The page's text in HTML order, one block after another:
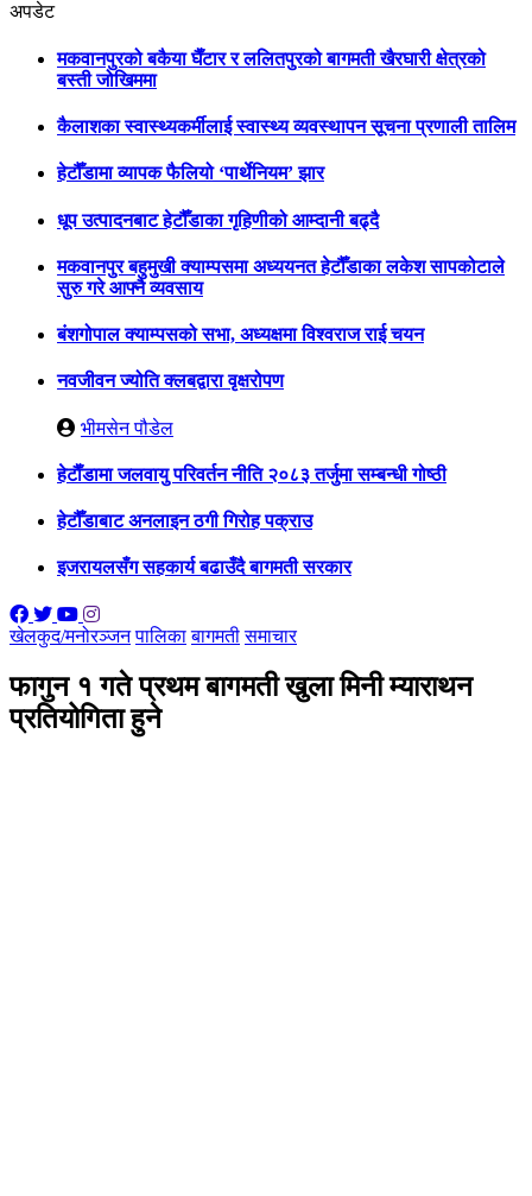
अपडेट
मकवानपुरको बकैया घैँटार र ललितपुरको बागमती खैरघारी क्षेत्रको
बस्ती जोखिममा
कैलाशका स्वास्थ्यकर्मीलाई स्वास्थ्य व्यवस्थापन सूचना प्रणाली तालिम
हेटौँडामा व्यापक फैलियो ‘पार्थेनियम’ झार
धूप उत्पादनबाट हेटौँडाका गृहिणीको आम्दानी बढ्दै
मकवानपुर बहुमुखी क्याम्पसमा अध्ययनत हेटौँडाका लकेश सापकोटाले
सुरु गरे आफ्नै व्यवसाय
बंशगोपाल क्याम्पसको सभा, अध्यक्षमा विश्वराज राई चयन
नवजीवन ज्योति क्लबद्वारा वृक्षरोपण
भीमसेन पौडेल
हेटाैँडामा जलवायु परिवर्तन नीति २०८३ तर्जुमा सम्बन्धी गोष्ठी
हेटौँडाबाट अनलाइन ठगी गिरोह पक्राउ
इजरायलसँग सहकार्य बढाउँदै बागमती सरकार
खेलकुद/मनोरञ्जन पालिका बागमती समाचार
फागुन १ गते प्रथम बागमती खुला मिनी म्याराथन
प्रतियोगिता हुने